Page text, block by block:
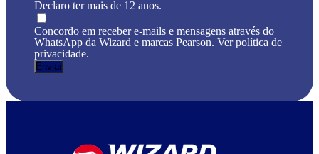
Declaro ter mais de 12 anos.
Concordo em receber e-mails e mensagens através do
WhatsApp da Wizard e marcas Pearson. Ver política de
privacidade.